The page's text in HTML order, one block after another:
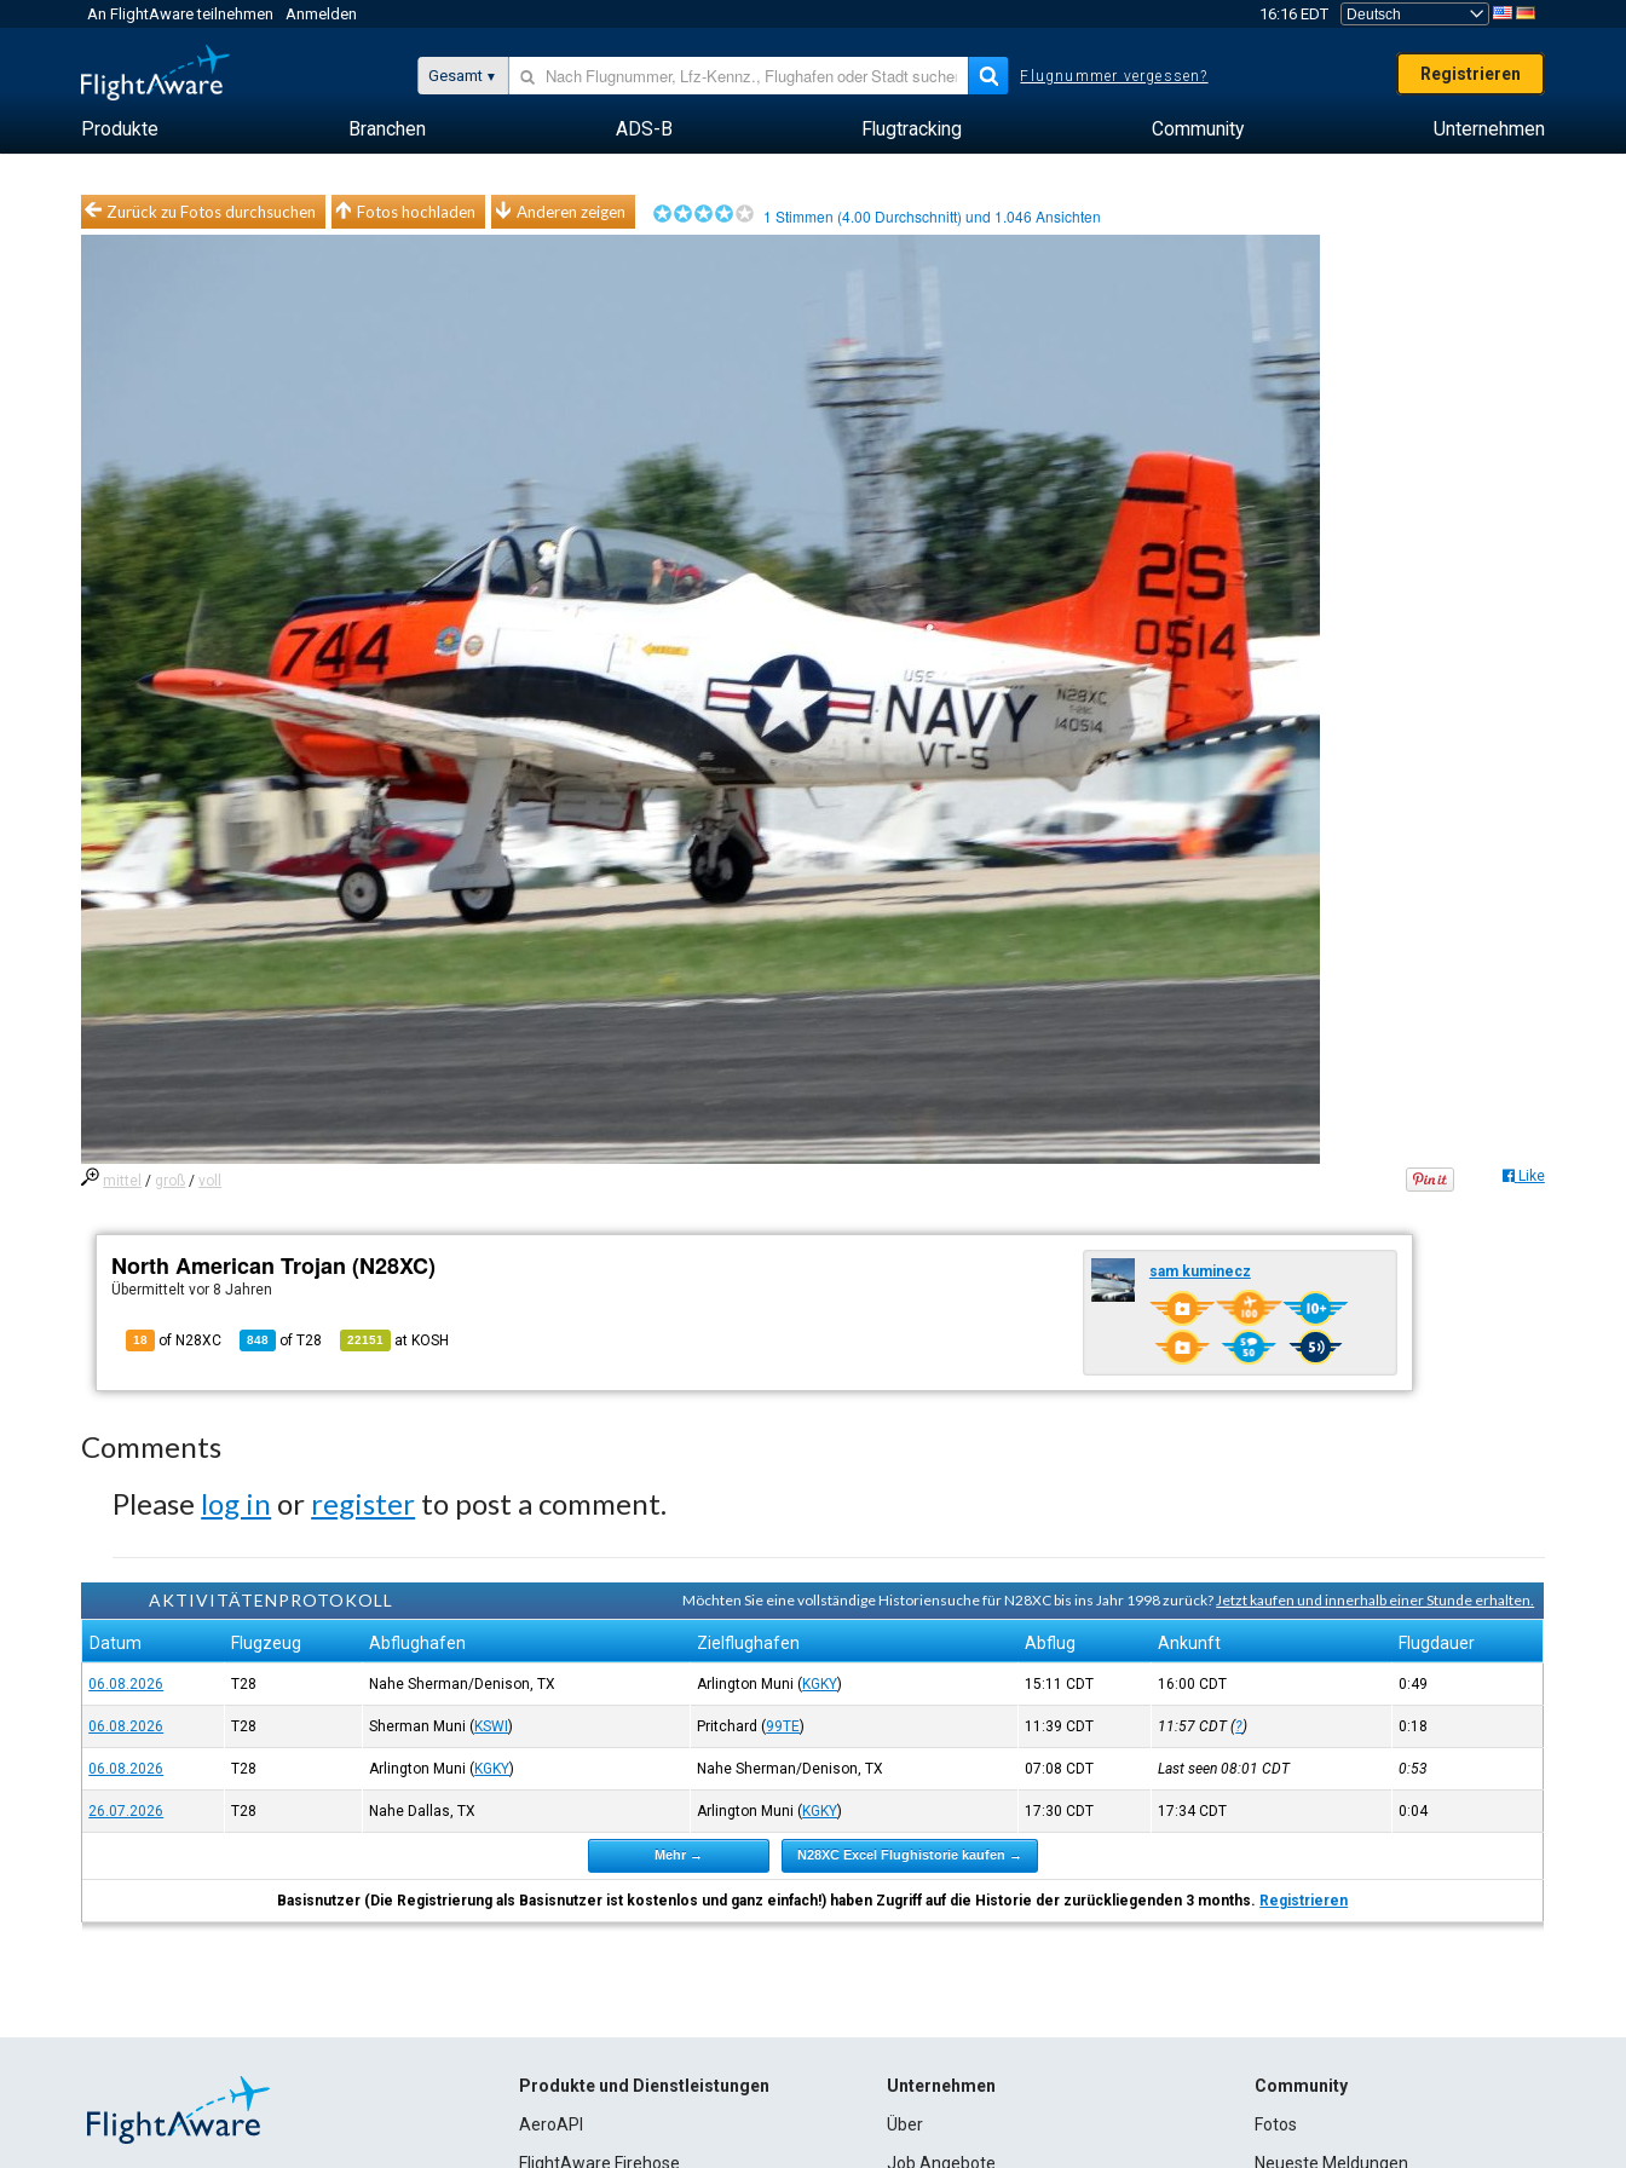
An FlightAware teilnehmen Anmelden 16:16 EDT
Gesamt Flugnummer vergessen? Registrieren
Produkte Branchen ADS-B Flugtracking Community Unternehmen
Zurück zu Fotos durchsuchen Fotos hochladen Anderen zeigen 1 Stimmen (4.00 Durchschnitt) und 1.046 Ansichten
mittel / groß /voll Like
North American Trojan (N28XC)
Übermitteltvor 8 Jahren
18 of N28XC 848 ofT28 22151 at KOSH
sam kuminecz
Comments
Please log in or register to post a comment.
AKTIVITÄTENPROTOKOLL Möchten Sie eine vollständige Historiensuche für N28XC bis ins Jahr 1998 zurück?Jetzt kaufen und innerhalb einer Stunde erhalten.
Datum Flugzeug Abflughafen Zielflughafen Abflug Ankunft Flugdauer
06.08.2026 T28 Nahe Sherman/Denison, TX Arlington Muni (KGKY) 15:11CDT 16:00CDT 0:49
06.08.2026 T28 Sherman Muni (KSWI) Pritchard (99TE) 11:39CDT 11:57CDT(?) 0:18
06.08.2026 T28 Arlington Muni (KGKY) Nahe Sherman/Denison, TX 07:08CDT Last seen 08:01CDT 0:53
26.07.2026 T28 Nahe Dallas, TX Arlington Muni (KGKY) 17:30CDT 17:34CDT 0:04
Mehr → N28XC Excel Flughistorie kaufen →
Basisnutzer (Die Registrierung als Basisnutzer ist kostenlos und ganz einfach!) haben Zugriff auf die Historie der zurückliegenden 3 months. Registrieren
Produkte und Dienstleistungen
AeroAPI
FlightAware Firehose
Unternehmen
Über
Job Angebote
Community
Fotos
Neueste Meldungen